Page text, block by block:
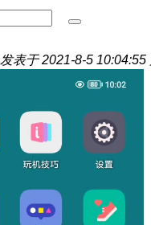
发表于 2021-8-5 10:04:55